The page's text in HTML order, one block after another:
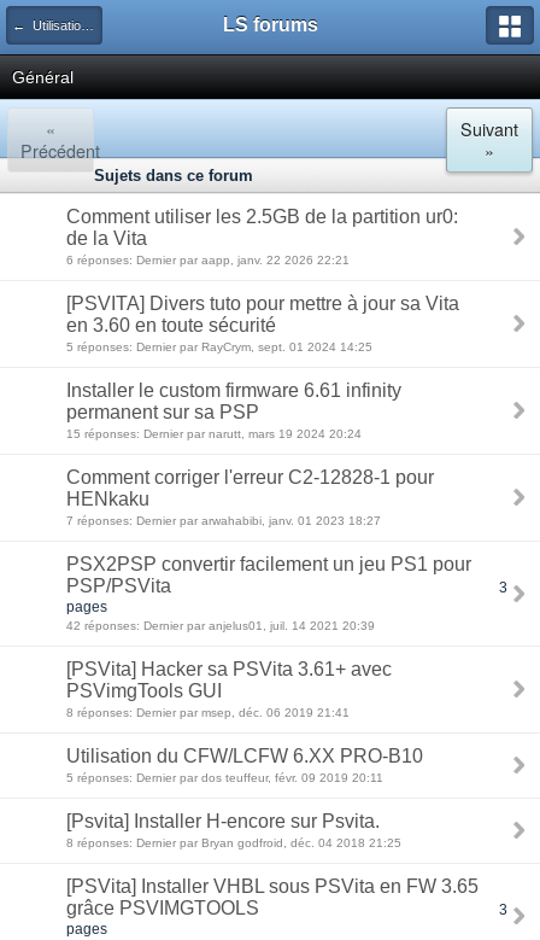
← Utilisation des logiciels LS forums
Général
«
Précédent
Suivant
»
Sujets dans ce forum
Comment utiliser les 2.5GB de la partition ur0:
de la Vita
6 réponses: Dernier par aapp, janv. 22 2026 22:21
[PSVITA] Divers tuto pour mettre à jour sa Vita
en 3.60 en toute sécurité
5 réponses: Dernier par RayCrym, sept. 01 2024 14:25
Installer le custom firmware 6.61 infinity
permanent sur sa PSP
15 réponses: Dernier par narutt, mars 19 2024 20:24
Comment corriger l'erreur C2-12828-1 pour
HENkaku
7 réponses: Dernier par arwahabibi, janv. 01 2023 18:27
PSX2PSP convertir facilement un jeu PS1 pour
PSP/PSVita
3
pages
42 réponses: Dernier par anjelus01, juil. 14 2021 20:39
[PSVita] Hacker sa PSVita 3.61+ avec
PSVimgTools GUI
8 réponses: Dernier par msep, déc. 06 2019 21:41
Utilisation du CFW/LCFW 6.XX PRO-B10
5 réponses: Dernier par dos teuffeur, févr. 09 2019 20:11
[Psvita] Installer H-encore sur Psvita.
8 réponses: Dernier par Bryan godfroid, déc. 04 2018 21:25
[PSVita] Installer VHBL sous PSVita en FW 3.65
grâce PSVIMGTOOLS
3
pages